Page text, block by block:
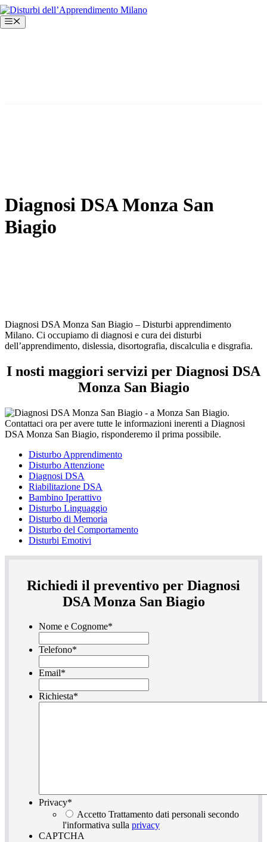
Vai
al
contenuto
Menu
Diagnosi DSA Monza San
Biagio
Diagnosi DSA Monza San Biagio – Disturbi apprendimento
Milano. Ci occupiamo di diagnosi e cura dei disturbi
dell’apprendimento, dislessia, disortografia, discalculia e disgrafia.
I nosti maggiori servizi per Diagnosi DSA
Monza San Biagio
Disturbo Apprendimento
Disturbo Attenzione
Diagnosi DSA
Riabilitazione DSA
Bambino Iperattivo
Disturbo Linguaggio
Disturbo di Memoria
Disturbo del Comportamento
Disturbi Emotivi
Richiedi il preventivo per Diagnosi
DSA Monza San Biagio
Nome e Cognome*
Telefono*
Email*
Richiesta*
Privacy*
Accetto Trattamento dati personali secondo
l'informativa sulla privacy
CAPTCHA